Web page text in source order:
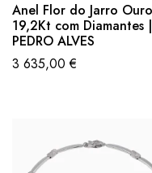
Anel Flor do Jarro Ouro
19,2Kt com Diamantes |
PEDRO ALVES
3 635,00€